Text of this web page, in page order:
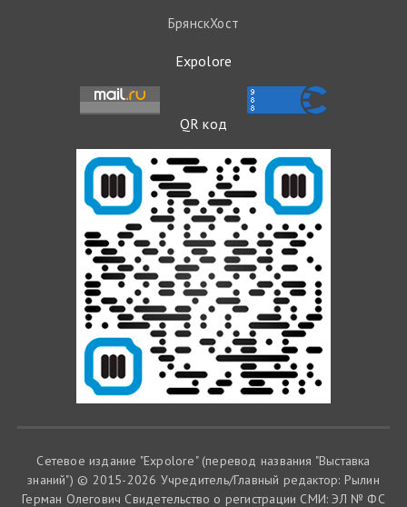
БрянскХост
Expolore
QR код
Сетевое издание "Expolore" (перевод названия "Выставка
знаний") © 2015-2026 Учредитель/Главный редактор: Рылин
Герман Олегович Cвидетельство о регистрации СМИ: ЭЛ № ФС